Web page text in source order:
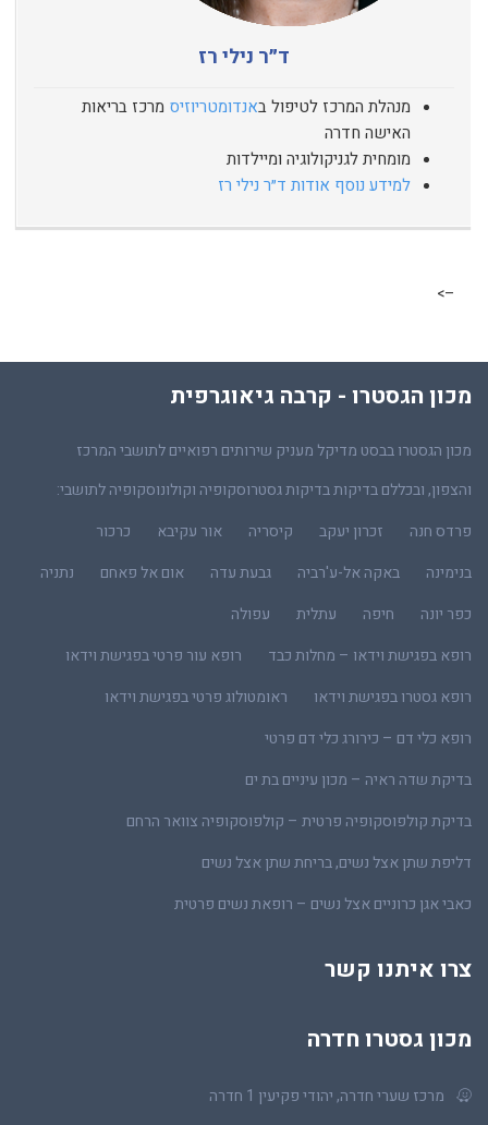
ד״ר נילי רז
מנהלת המרכז לטיפול באנדומטריוזיס מרכז בריאות
האישה חדרה
מומחית לגניקולוגיה ומיילדות
למידע נוסף אודות ד״ר נילי רז
–>
מכון הגסטרו - קרבה גיאוגרפית
מכון הגסטרו בבסט מדיקל מעניק שירותים רפואיים לתושבי המרכז
והצפון, ובכללם בדיקות בדיקות גסטרוסקופיה וקולונוסקופיה לתושבי:
פרדס חנה
זכרון יעקב קיסריה אור עקיבא
כרכור
בנימינה
באקה אל-ע'רביה גבעת עדה אום אל פאחם
נתניה
כפר יונה
חיפה עתלית
עפולה
רופא בפגישת וידאו – מחלות כבד
רופא עור פרטי בפגישת וידאו
רופא גסטרו בפגישת וידאו
ראומטולוג פרטי בפגישת וידאו
רופא כלי דם – כירורג כלי דם פרטי
בדיקת שדה ראיה – מכון עיניים בת ים
בדיקת קולפוסקופיה פרטית – קולפוסקופיה צוואר הרחם
דליפת שתן אצל נשים, בריחת שתן אצל נשים
כאבי אגן כרוניים אצל נשים – רופאת נשים פרטית
צרו איתנו קשר
מכון גסטרו חדרה
מרכז שערי חדרה, יהודי פקיעין 1 חדרה